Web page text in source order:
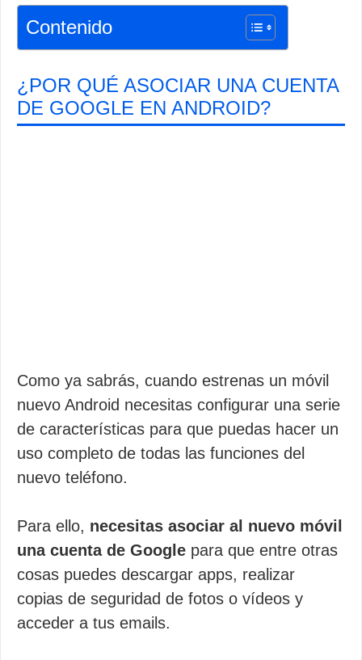
Contenido
¿POR QUÉ ASOCIAR UNA CUENTA
DE GOOGLE EN ANDROID?
Como ya sabrás, cuando estrenas un móvil
nuevo Android necesitas configurar una serie
de características para que puedas hacer un
uso completo de todas las funciones del
nuevo teléfono.
Para ello, necesitas asociar al nuevo móvil
una cuenta de Google para que entre otras
cosas puedes descargar apps, realizar
copias de seguridad de fotos o vídeos y
acceder a tus emails.